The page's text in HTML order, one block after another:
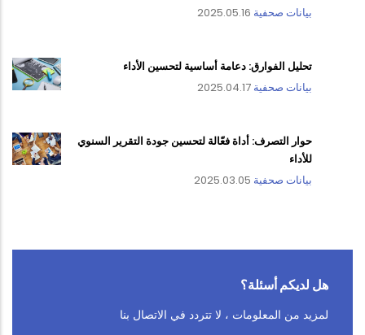
بيانات صحفية 2025.05.16
تحليل الفوارق: دعامة أساسية لتحسين الأداء
بيانات صحفية 2025.04.17
حوار التصرف: أداة فعّالة لتحسين جودة التقرير السنوي
للأداء
بيانات صحفية 2025.03.05
هل لديكم أسئلة؟
لمزيد من المعلومات ، لا تتردد في الاتصال بنا